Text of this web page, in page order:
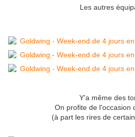
Les autres
Y'a même des
On profite de l'occasion
(à part les rires de